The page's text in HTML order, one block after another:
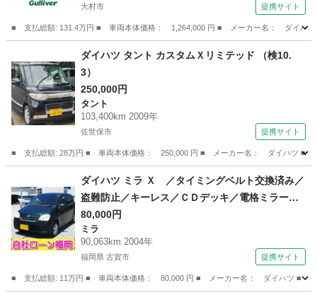
ントロール／ＬＥＤヘッドライト／コーナーセン
サー （なし）
大村市 提携サイト
■ 支払総額: 131.4万円 ■ 車両本体価格： 1,264,000 円 ■ メーカー名： ダイハ
ダイハツ
ダイハツ タント カスタムＸリミテッド （検10.
3）
250,000円
タント
103,400km 2009年
佐世保市 提携サイト
■ 支払総額: 28万円 ■ 車両本体価格： 250,000 円 ■ メーカー名： ダイハツ
タント
ダイハツ ミラ Ｘ ／タイミングベルト交換済み／
盗難防止／キーレス／ＣＤデッキ／電格ミラー
（検9.8）
80,000円
ミラ
90,063km 2004年
福岡県 古賀市 提携サイト
■ 支払総額: 11万円 ■ 車両本体価格： 80,000 円 ■ メーカー名： ダイハツ ■ 車